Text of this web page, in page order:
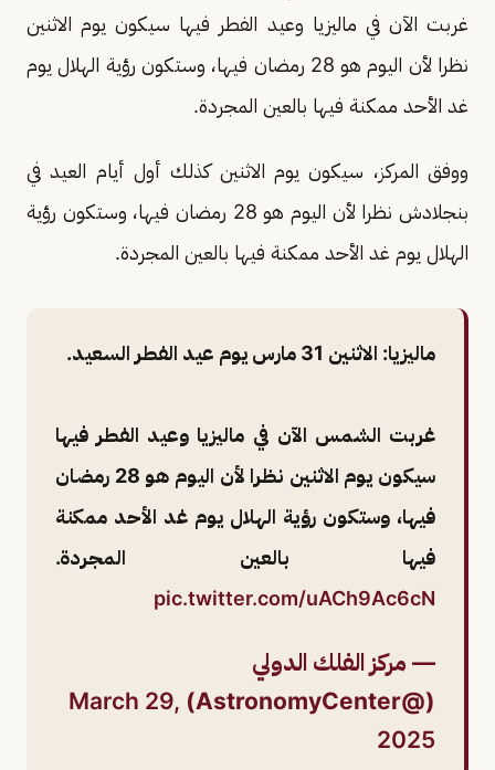
غربت الآن في ماليزيا وعيد الفطر فيها سيكون يوم الاثنين
نظرا لأن اليوم هو 28 رمضان فيها، وستكون رؤية الهلال يوم
غد الأحد ممكنة فيها بالعين المجردة.
ووفق المركز، سيكون يوم الاثنين كذلك أول أيام العيد في
بنجلادش نظرا لأن اليوم هو 28 رمضان فيها، وستكون رؤية
الهلال يوم غد الأحد ممكنة فيها بالعين المجردة.
ماليزيا: الاثنين 31 مارس يوم عيد الفطر السعيد.
غربت الشمس الآن في ماليزيا وعيد الفطر فيها
سيكون يوم الاثنين نظرا لأن اليوم هو 28 رمضان
فيها، وستكون رؤية الهلال يوم غد الأحد ممكنة
فيها بالعين المجردة.
pic.twitter.com/uACh9Ac6cN
— مركز الفلك الدولي
(@AstronomyCenter)
March 29,
2025